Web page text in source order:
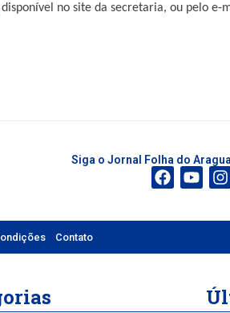
disponível no site da secretaria, ou pelo e-
Siga o Jornal Folha do
Contato